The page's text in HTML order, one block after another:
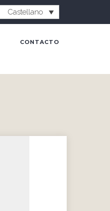
Castellano
CONTACTO